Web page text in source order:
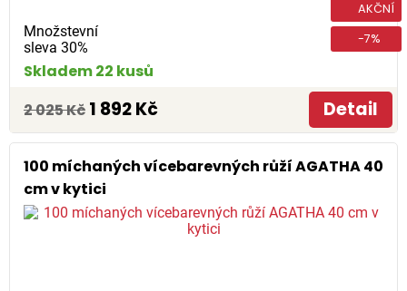
Množstevní
sleva 30%
AKČNÍ
-7%
Skladem 22 kusů
2 025 Kč 1 892 Kč Detail
100 míchaných vícebarevných růží AGATHA 40
cm v kytici